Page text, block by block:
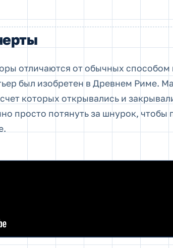
отличаются от обычных способом
был изобретен в Древнем Риме.
которых открывались и
просто потянуть за шнурок, чтобы